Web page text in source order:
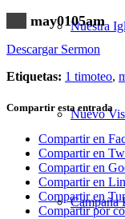
Nuestra
Nuevo
Campaña
may0105am
Descargar Sermon
Etiquetas: 1 timoteo,
Compartir esta entrada
Compartir en
Compartir en
Compartir en
Compartir en
Compartir en
Compartir por